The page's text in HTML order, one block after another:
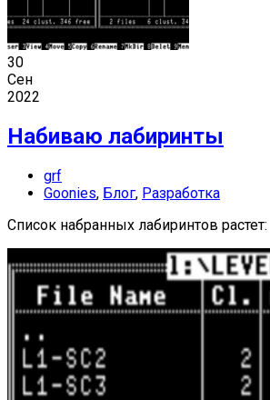
30
Сен
2022
Набиваю лабиринты
grf
Goonies, Блог, Разработка
Список набранных лабиринтов растет: